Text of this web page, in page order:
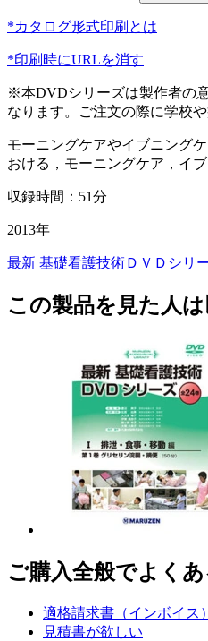
*カタログ形式印刷とは
*印刷時にURLを消す
※本DVDシリーズは製作者の
なります。ご注文の際に学校
モーニングケアやイブニング
おける，モーニングケア，イ
収録時間：51分
2013年
最新 基礎看護技術ＤＶＤシリ
この製品を見た人
ご購入全般でよく
適格請求書（インボイス
見積書が欲しい